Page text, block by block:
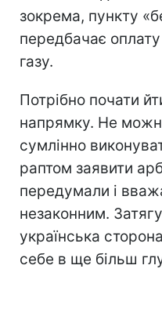
зокрема, пункту
передбачає оплату
газу.
Потрібно почати
напрямку. Не
сумлінно
раптом заявити
передумали і
незаконним.
українська
себе в ще більш